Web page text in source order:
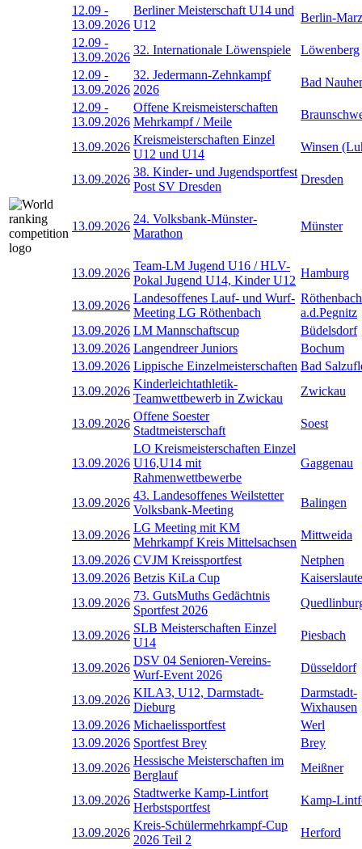
12.09 -
13.09.2026
Berliner Meisterschaft U14 und
U12
Berlin-
12.09 -
13.09.2026
32. Internationale Löwenspiele
Löwenberg
12.09 -
13.09.2026
32. Jedermann-Zehnkampf
2026
Bad
12.09 -
13.09.2026
Offene Kreismeisterschaften
Mehrkampf / Meile
13.09.2026
Kreismeisterschaften Einzel
U12 und U14
Winsen
13.09.2026
38. Kinder- und Jugendsportfest
Post SV Dresden
Dresden
13.09.2026
24. Volksbank-Münster-
Marathon
Münster
13.09.2026
Team-LM Jugend U16 / HLV-
Pokal Jugend U14, Kinder U12
Hamburg
13.09.2026
Landesoffenes Lauf- und Wurf-
Meeting LG Röthenbach
Röthenbach
a.d.Pegnitz
13.09.2026 LM Mannschaftscup
Büdelsdorf
13.09.2026 Langendreer Juniors
Bochum
13.09.2026 Lippische Einzelmeisterschaften Bad
13.09.2026
Kinderleichtathletik-
Teamwettbewerb in Zwickau
Zwickau
13.09.2026
Offene Soester
Stadtmeisterschaft
Soest
13.09.2026
LO Kreismeisterschaften Einzel
U16,U14 mit
Rahmenwettbewerbe
Gaggenau
13.09.2026
43. Landesoffenes Weilstetter
Volksbank-Meeting
Balingen
13.09.2026
LG Meeting mit KM
Mehrkampf Kreis Mittelsachsen
Mittweida
13.09.2026 CVJM Kreissportfest
Netphen
13.09.2026 Betzis KiLa Cup
13.09.2026
73. GutsMuths Gedächtnis
Sportfest 2026
13.09.2026
SLB Meisterschaften Einzel
U14
Piesbach
13.09.2026
DSV 04 Senioren-Vereins-
Wurf-Event 2026
Düsseldorf
13.09.2026
KILA3, U12, Darmstadt-
Dieburg
Darmstadt-
Wixhausen
13.09.2026 Michaelissportfest
Werl
13.09.2026 Sportfest Brey
Brey
13.09.2026
Hessische Meisterschaften im
Berglauf
Meißner
13.09.2026
Stadtwerke Kamp-Lintfort
Herbstsportfest
Kamp-
13.09.2026
Kreis-Schülermehrkampf-Cup
2026 Teil 2
Herford